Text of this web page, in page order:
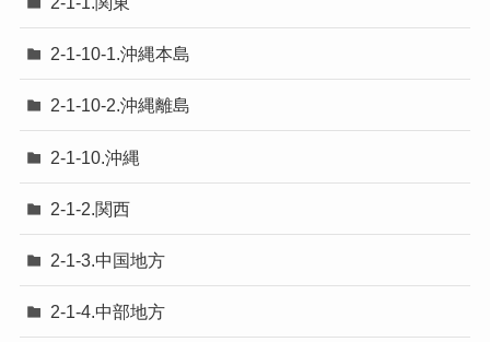
2-1-10-1.沖縄本島
2-1-10-2.沖縄離島
2-1-10.沖縄
2-1-2.関西
2-1-3.中国地方
2-1-4.中部地方